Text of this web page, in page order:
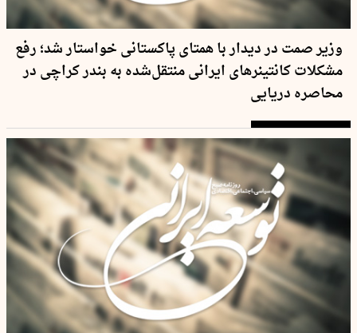
وزیر صمت در دیدار با همتای پاکستانی خواستار شد؛ رفع
مشکلات کانتینر‌های ایرانی منتقل‌شده به بندر کراچی در
محاصره دریایی